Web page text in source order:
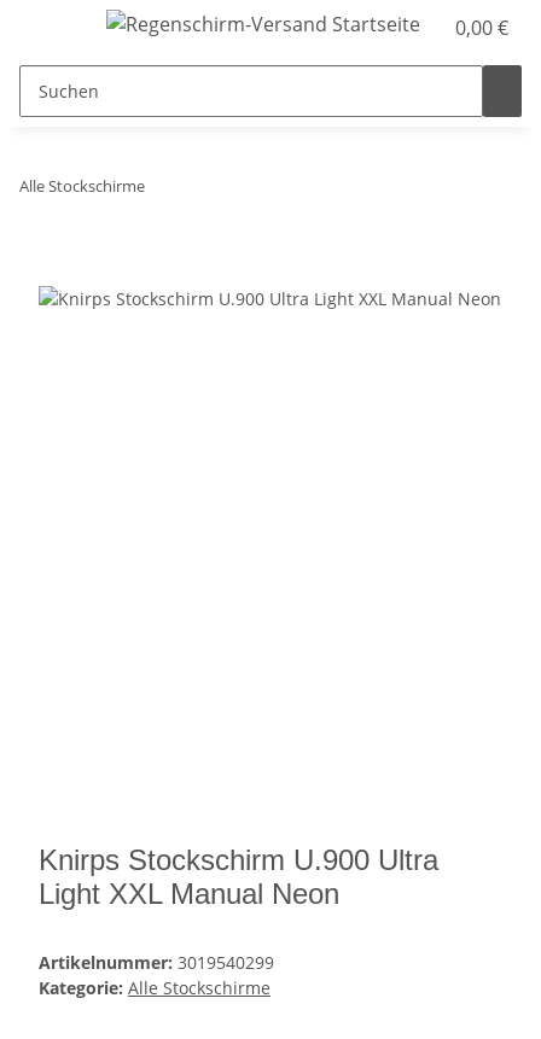
0,00 €
Alle Stockschirme
Knirps Stockschirm U.900 Ultra
Light XXL Manual Neon
Artikelnummer: 3019540299
Kategorie: Alle Stockschirme